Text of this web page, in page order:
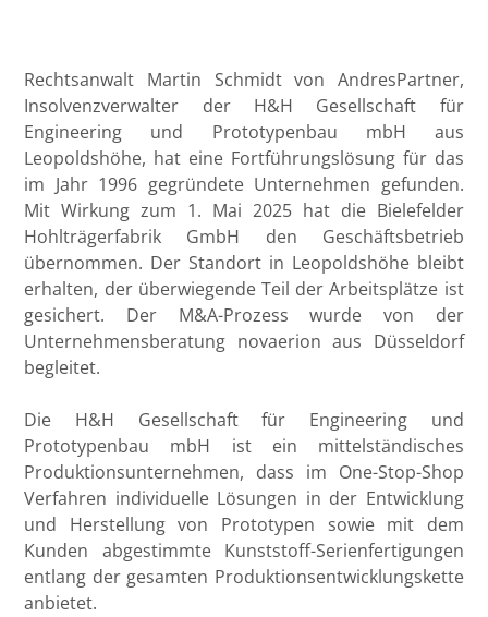
Rechtsanwalt Martin Schmidt von AndresPartner,
Insolvenzverwalter der H&H Gesellschaft für
Engineering und Prototypenbau mbH aus
Leopoldshöhe, hat eine Fortführungslösung für das
im Jahr 1996 gegründete Unternehmen gefunden.
Mit Wirkung zum 1. Mai 2025 hat die Bielefelder
Hohlträgerfabrik GmbH den Geschäftsbetrieb
übernommen. Der Standort in Leopoldshöhe bleibt
erhalten, der überwiegende Teil der Arbeitsplätze ist
gesichert. Der M&A-Prozess wurde von der
Unternehmensberatung novaerion aus Düsseldorf
begleitet.
Die H&H Gesellschaft für Engineering und
Prototypenbau mbH ist ein mittelständisches
Produktionsunternehmen, dass im One-Stop-Shop
Verfahren individuelle Lösungen in der Entwicklung
und Herstellung von Prototypen sowie mit dem
Kunden abgestimmte Kunststoff-Serienfertigungen
entlang der gesamten Produktionsentwicklungskette
anbietet.